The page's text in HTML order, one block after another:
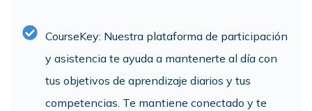
CourseKey: Nuestra plataforma de participación
y asistencia te ayuda a mantenerte al día con
tus objetivos de aprendizaje diarios y tus
competencias. Te mantiene conectado y te